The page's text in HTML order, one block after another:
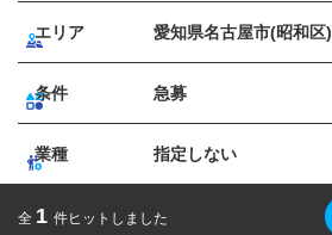
エリア 愛知県名古屋市(昭和区)
条件 急募
業種 指定しない
全 1 件ヒットしました